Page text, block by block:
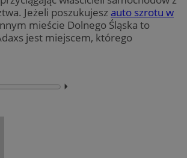
Jeżeli poszukujesz auto szrotu w
mieście Dolnego Śląska to
jest miejscem, którego
⏵︎